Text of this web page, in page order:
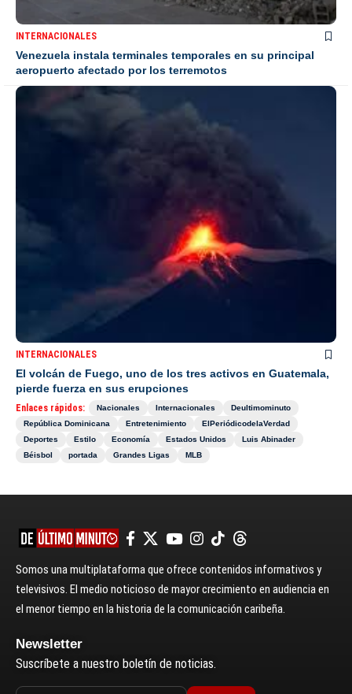
INTERNACIONALES
Venezuela instala terminales temporales en su principal
aeropuerto afectado por los terremotos
INTERNACIONALES
El volcán de Fuego, uno de los tres activos en Guatemala,
pierde fuerza en sus erupciones
Enlaces rápidos: Nacionales Internacionales
Deultimominuto
República Dominicana
Entretenimiento
ElPeriódicodelaVerdad
Deportes
Estilo Economía Estados Unidos
Luis Abinader
Béisbol
portada Grandes Ligas MLB
Somos una multiplataforma que ofrece contenidos informativos y
televisivos. El medio noticioso de mayor crecimiento en audiencia en
el menor tiempo en la historia de la comunicación caribeña.
Newsletter
Suscríbete a nuestro boletín de noticias.